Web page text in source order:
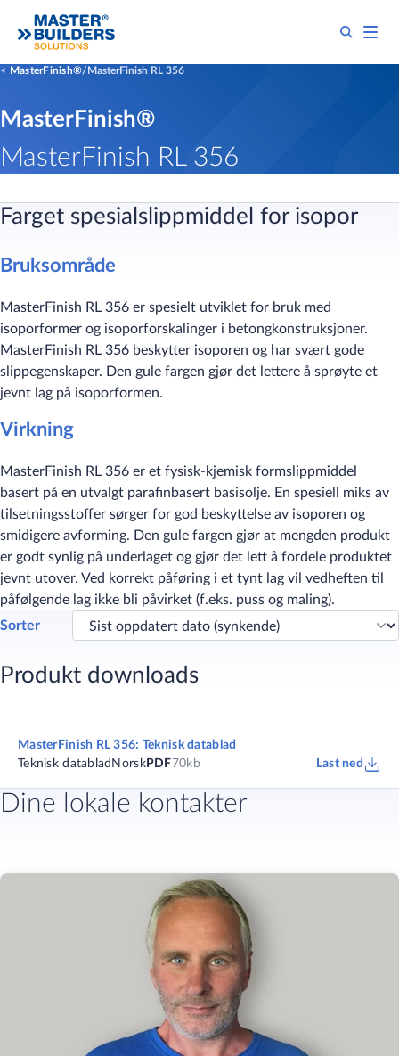
MasterFinish® MasterFinish RL 356
MasterFinish®
MasterFinish RL 356
Farget spesialslippmiddel for isopor
Bruksområde
MasterFinish RL 356 er spesielt utviklet for bruk med
isoporformer og isoporforskalinger i betongkonstruksjoner.
MasterFinish RL 356 beskytter isoporen og har svært gode
slippegenskaper. Den gule fargen gjør det lettere å sprøyte et
jevnt lag på isoporformen.
Virkning
MasterFinish RL 356 er et fysisk-kjemisk formslippmiddel
basert på en utvalgt parafinbasert basisolje. En spesiell miks av
tilsetningsstoffer sørger for god beskyttelse av isoporen og
smidigere avforming. Den gule fargen gjør at mengden produkt
er godt synlig på underlaget og gjør det lett å fordele produktet
jevnt utover. Ved korrekt påføring i et tynt lag vil vedheften til
påfølgende lag ikke bli påvirket (f.eks. puss og maling).
Sorter
Produkt downloads
MasterFinish RL 356: Teknisk datablad
Teknisk datablad NorskPDF 70kb Last ned
Dine lokale kontakter